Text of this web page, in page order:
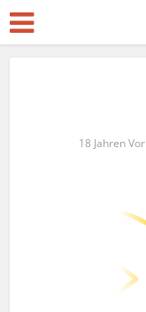
18 Jahren Vor